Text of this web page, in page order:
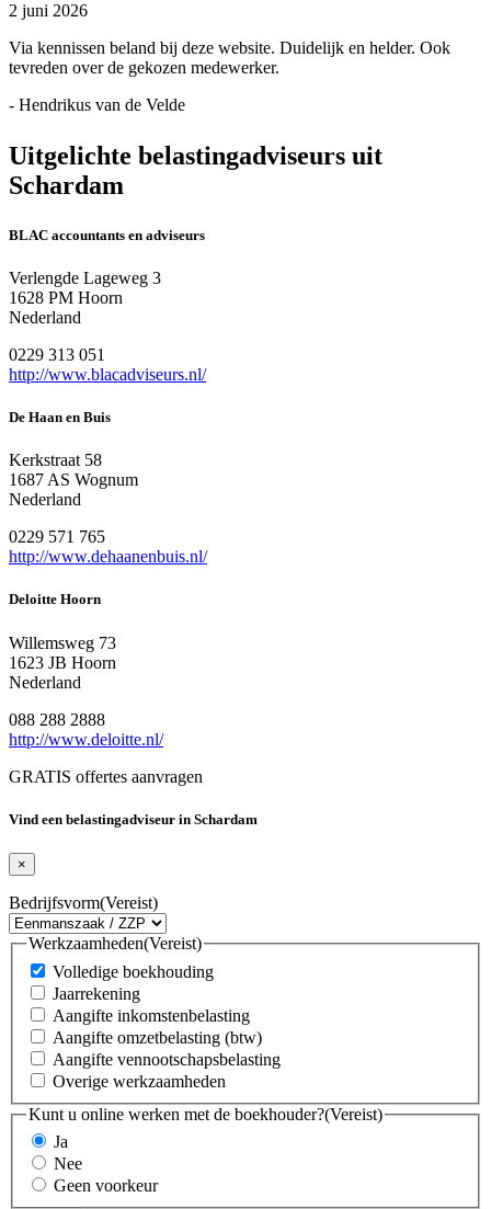
2 juni 2026
Via kennissen beland bij deze website. Duidelijk en helder. Ook
tevreden over de gekozen medewerker.
- Hendrikus van de Velde
Uitgelichte belastingadviseurs uit
Schardam
BLAC accountants en adviseurs
Verlengde Lageweg 3
1628 PM Hoorn
Nederland
0229 313 051
http://www.blacadviseurs.nl/
De Haan en Buis
Kerkstraat 58
1687 AS Wognum
Nederland
0229 571 765
http://www.dehaanenbuis.nl/
Deloitte Hoorn
Willemsweg 73
1623 JB Hoorn
Nederland
088 288 2888
http://www.deloitte.nl/
GRATIS offertes aanvragen
Vind een belastingadviseur in Schardam
×
Bedrijfsvorm(Vereist)
Werkzaamheden(Vereist)
Volledige boekhouding
Jaarrekening
Aangifte inkomstenbelasting
Aangifte omzetbelasting (btw)
Aangifte vennootschapsbelasting
Overige werkzaamheden
Kunt u online werken met de boekhouder?(Vereist)
Ja
Nee
Geen voorkeur